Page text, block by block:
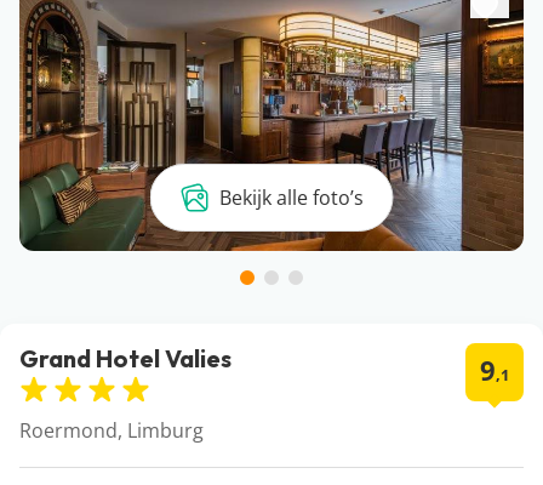
Bekijk alle foto’s
Grand Hotel Valies 9,1
Roermond, Limburg